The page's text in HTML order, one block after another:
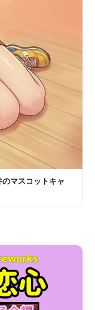
のマスコットキャ